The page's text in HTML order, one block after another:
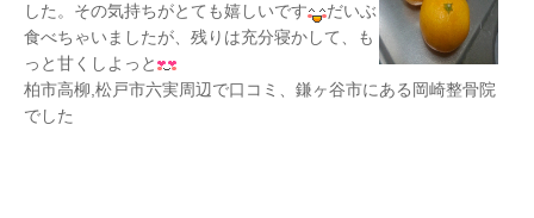
した。その気持ちがとても嬉しいです
だいぶ
食べちゃいましたが、残りは充分寝かして、も
っと甘くしよっと
柏市高柳,松戸市六実周辺で口コミ、鎌ヶ谷市にある岡崎整骨院
でした